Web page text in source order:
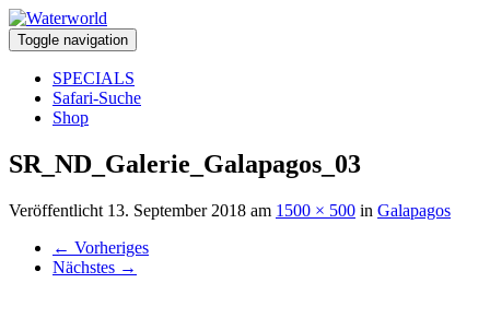
Toggle navigation
SPECIALS
Safari-Suche
Shop
SR_ND_Galerie_Galapagos_03
Veröffentlicht 13. September 2018 am 1500 × 500 in Galapagos
← Vorheriges
Nächstes →